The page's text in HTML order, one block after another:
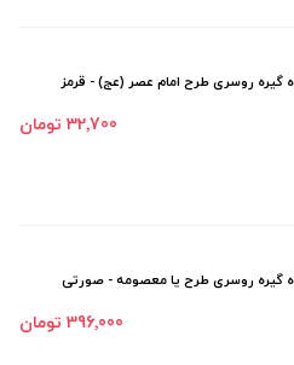
گیره روسری طرح امام عصر (عج) - قرمز
32٬700 تومان
گیره روسری طرح یا معصومه - صورتی
396٬000 تومان